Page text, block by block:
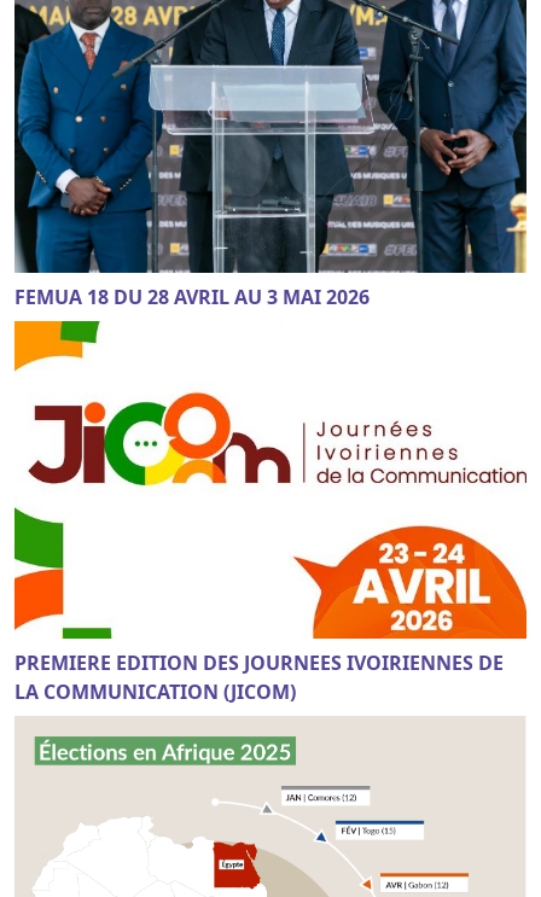
FEMUA 18 DU 28 AVRIL AU 3 MAI 2026
PREMIERE EDITION DES JOURNEES IVOIRIENNES DE
LA COMMUNICATION (JICOM)